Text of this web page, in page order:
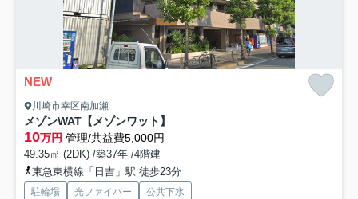
NEW
川崎市幸区南加瀬
メゾンWAT【メゾンワット】
10万円 管理/共益費5,000円
49.35㎡ (2DK) /築37年 /4階建
東急東横線「日吉」駅 徒歩23分
駐輪場 光ファイバー 公共下水